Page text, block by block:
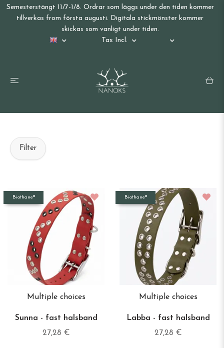
Semesterstängt 11/7-1/8. Ordrar som läggs under den tiden kommer
tillverkas from första augusti. Digitala stickmönster kommer
skickas som vanligt under tiden.
Tax Incl.
Filter
Biothane®
Multiple choices
Sunna - fast halsband
27,28 €
Biothane®
Multiple choices
Labba - fast halsband
27,28 €